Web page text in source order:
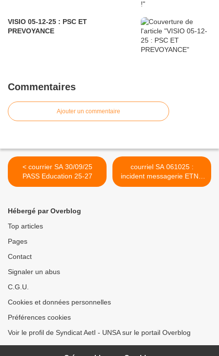
VISIO 05-12-25 : PSC ET
PREVOYANCE
Commentaires
Ajouter un commentaire
< courrier SA 30/09/25
PASS Education 25-27
courriel SA 061025 :
incident messagerie ETNA
>
Hébergé par Overblog
Top articles
Pages
Contact
Signaler un abus
C.G.U.
Cookies et données personnelles
Préférences cookies
Voir le profil de Syndicat AetI - UNSA sur le portail Overblog